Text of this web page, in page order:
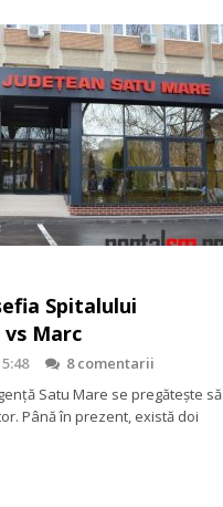
Spitalului
vs Marc
8 comentarii
Satu Mare se pregătește să
Până în prezent, există doi